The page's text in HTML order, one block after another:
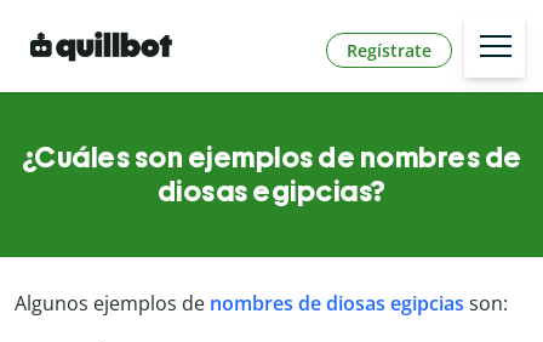
Regístrate
¿Cuáles son ejemplos de nombres de
diosas egipcias?
Algunos ejemplos de nombres de diosas egipcias son: